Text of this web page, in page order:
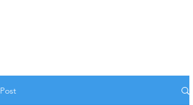
Post